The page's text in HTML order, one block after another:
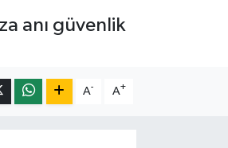
anı güvenlik
A- A+